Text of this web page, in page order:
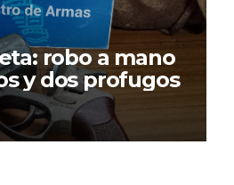
robo a mano
y dos profugos